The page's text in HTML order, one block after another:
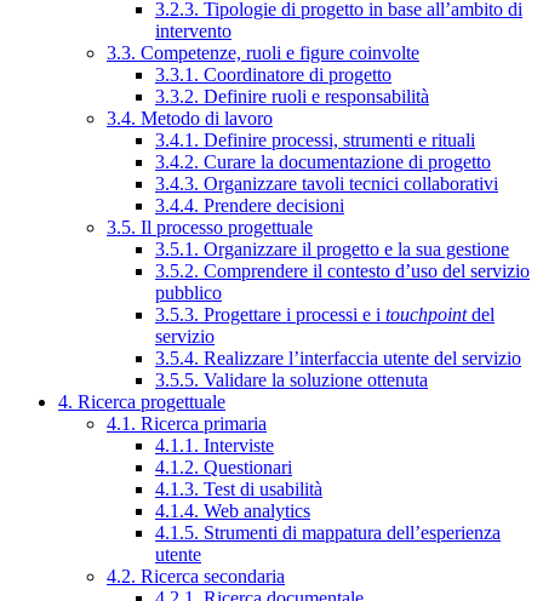
3.2.3. Tipologie di progetto in base all’ambito di
intervento
3.3. Competenze, ruoli e figure coinvolte
3.3.1. Coordinatore di progetto
3.3.2. Definire ruoli e responsabilità
3.4. Metodo di lavoro
3.4.1. Definire processi, strumenti e rituali
3.4.2. Curare la documentazione di progetto
3.4.3. Organizzare tavoli tecnici collaborativi
3.4.4. Prendere decisioni
3.5. Il processo progettuale
3.5.1. Organizzare il progetto e la sua gestione
3.5.2. Comprendere il contesto d’uso del servizio
pubblico
3.5.3. Progettare i processi e i touchpointdel
servizio
3.5.4. Realizzare l’interfaccia utente del servizio
3.5.5. Validare la soluzione ottenuta
4. Ricerca progettuale
4.1. Ricerca primaria
4.1.1. Interviste
4.1.2. Questionari
4.1.3. Test di usabilità
4.1.4. Web analytics
4.1.5. Strumenti di mappatura dell’esperienza
utente
4.2. Ricerca secondaria